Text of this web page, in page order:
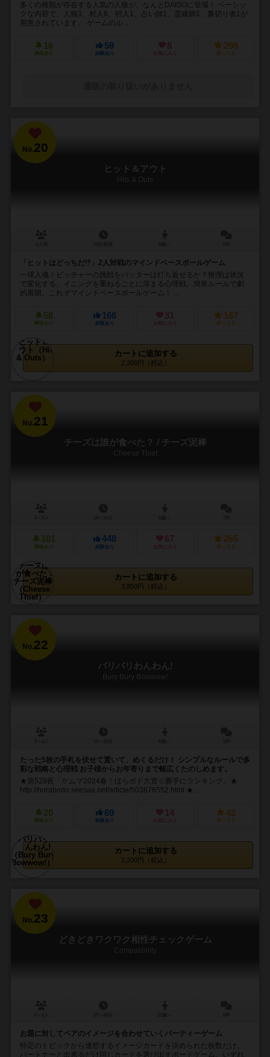
多くの種類が存在する人気の人狼が、なんとDAISOに登場！ ベーシッ
クな内容で、人狼3、村人6、狩人1、占い師1、霊媒師1、裏切り者1が
用意されています。 ゲームのル...
16
興味あり
59
経験あり
8
お気に入り
298
持ってる
No.20
ヒット＆アウト
Hits & Outs
「ヒットはどっちだ⁉︎」2人対戦のマインドベースボールゲーム
一球入魂！ピッチャーの挑戦をバッターは打ち返せるか？推理は状況
で変化する。イニングを重ねるごとに深まる心理戦。簡単ルールで劇
的展開。これぞマインドベースボールゲーム！ ...
58
興味あり
166
経験あり
31
お気に入り
187
持ってる
カートに追加する
2,200円（税込）
No.21
チーズは誰が食べた？ / チーズ泥棒
Cheese Thief
101
興味あり
448
経験あり
67
お気に入り
265
持ってる
カートに追加する
3,850円（税込）
No.22
バリバリわんわん!
Bury Bury Bowwow!
たった5枚の手札を伏せて置いて、めくるだけ！ シンプルなルールで多
彩な戦略と心理戦 お子様からお年寄りまで幅広くたのしめます。
★第529夜「ゲムマ2024春！ほらボド大賞☆勝手にランキング」★
http://horabodo.seesaa.net/article/503876552.html ★...
20
興味あり
69
経験あり
14
お気に入り
42
持ってる
カートに追加する
2,200円（税込）
No.23
どきどきワクワク相性チェックゲーム
Compatibility
お題に対してペアのイメージを合わせていくパーティーゲーム
特定のトピックから連想するイメージカードを決められた枚数だけ、
パートナーと出来るだけ同じカードを選び出すボードゲーム。いずれ